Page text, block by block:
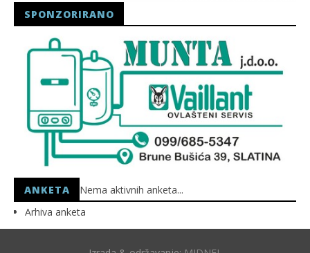
SPONZORIRANO
ANKETA
Nema aktivnih anketa...
Arhiva anketa